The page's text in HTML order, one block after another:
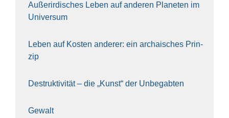
Außer­ir­di­sches Leben auf ande­ren Pla­ne­ten im
Uni­ver­sum
Leben auf Kos­ten ande­rer: ein archai­sches Prin­
zip
Destruk­ti­vi­tät – die „Kunst“ der Unbe­gab­ten
Gewalt